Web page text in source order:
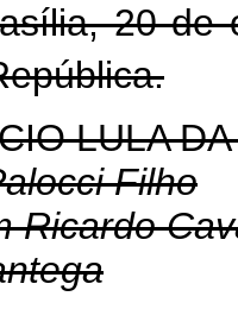
20 de
LULA DA
Filho
Ricardo